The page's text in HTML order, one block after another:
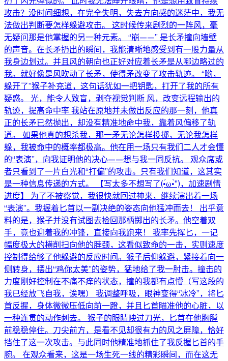
攻击？没时间细想，在完全失明，失去方向感的迷茫中，我无
法做出判断要怎样躲避攻击。 这时候传来剧烈的一阵风，毫
无疑问那是他掌握的另一种元素。 “崩——” 是长矛撞向墙壁
的声音。在长矛扔出的瞬间，我能清晰地感受到有一股力量从
我身边划过。并且风的朝向也正好对应着长矛是从哪边略过的
我。就好像是风吹动了长矛，使得矛改变了攻击轨迹。 “哟，
躲开了”猴子补充道，这句话犹如一把钥匙，打开了我的所有
疑惑。 光，能令人致盲，剥夺视觉判断 风，改变远程输出的
轨迹，提高命中率 我站在原地并未做出反应的那一刻，他真
正的长矛已然抛出，却没有精准地命中我，靠着风偏移了轨
道。 如果他真的想杀我，那一矛无论怎样投掷，无论我怎样
躲，我被命中的概率都极高。他在用一场只有我们二人才会懂
的“表演”，向我证明他的决心——想与我一同反抗。 观众席或
者只看到了一片白光和“打偏”的攻击。只有我们知道，这其实
是一种信息传递的方式。 【写太多不想写了(•́ω•̀'')，加速剧情
进度】 为了不被察觉，我很快就回过神来，继续演出着一场
“表演”。我握着匕首以一副决绝的姿态向他猛冲而去！ 出乎意
料的是，猴子并没有试图去捡回那柄掷出的长矛。他空着双
手，竟也迎着我的冲锋，直接向我跑来！ 我率先挥匕，一记
幅度极大的横削扫向他的脖颈，这看似致命的一击，实则速度
控制得给够了他躲避的反应时间。猴子后仰躲避，紧接着向一
侧转身，摆出“鸡你太美”的姿势，猛地给了我一肘击。撞击的
力度刚好控制在不痛不痒的状态，撞的我都有点懵（写这段的
我已经放飞自我，诶嘿） 我调整呼吸，眼神变得“冰冷”，将匕
首反握，身体微微压低向前一蹬，并且匕首瞄准他的心脏，以
一种连贯的动作刺去。 猴子的眼睛映过刀光，匕首在他胸膛
前稳稳停住。刀尖前方，是看不见却很有力的风之屏障，恰好
挡住了这一次攻击。与此同时他精准地抓住了我反握匕首的手
腕。 在观众看来，这是一场生死一线的精彩瞬间，而在这无